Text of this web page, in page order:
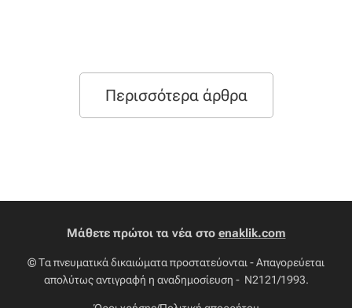
Περισσότερα άρθρα
Μάθετε πρώτοι τα νέα στο enaklik.com
© Τα πνευματικά δικαιώματα προστατεύονται - Απαγορεύεται
απολύτως αντιγραφή η αναδημοσίευση - Ν2121/1993.